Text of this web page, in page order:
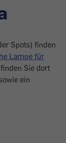
Spots) finden
Lampe für
Sie dort
ein